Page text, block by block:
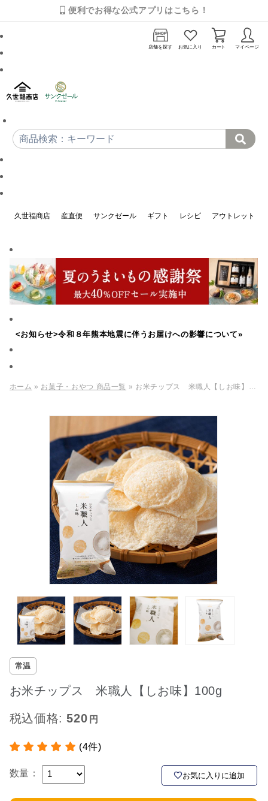
便利でお得な公式アプリはこちら！
店舗を探す お気に入り カート マイページ
久世福商店 産直便 サンクゼール ギフト レシピ アウトレット
<お知らせ>令和８年熊本地震に伴うお届けへの影響について»
ホーム » お菓子・おやつ 商品一覧 » お米チップス 米職人【しお味】100g
常温
お米チップス 米職人【しお味】100g
税込価格:520
(4件)
数量： お気に入りに追加